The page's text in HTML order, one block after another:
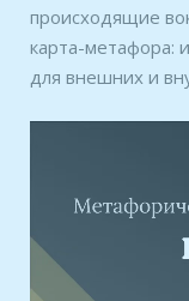
происходящие
карта-метафора:
для внешних и